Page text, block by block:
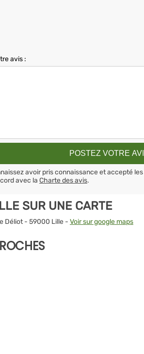
avis :
avoir pris connaissance et accepté les
avec la Charte des avis.
SUR UNE CARTE
Déliot - 59000 Lille - Voir sur google maps